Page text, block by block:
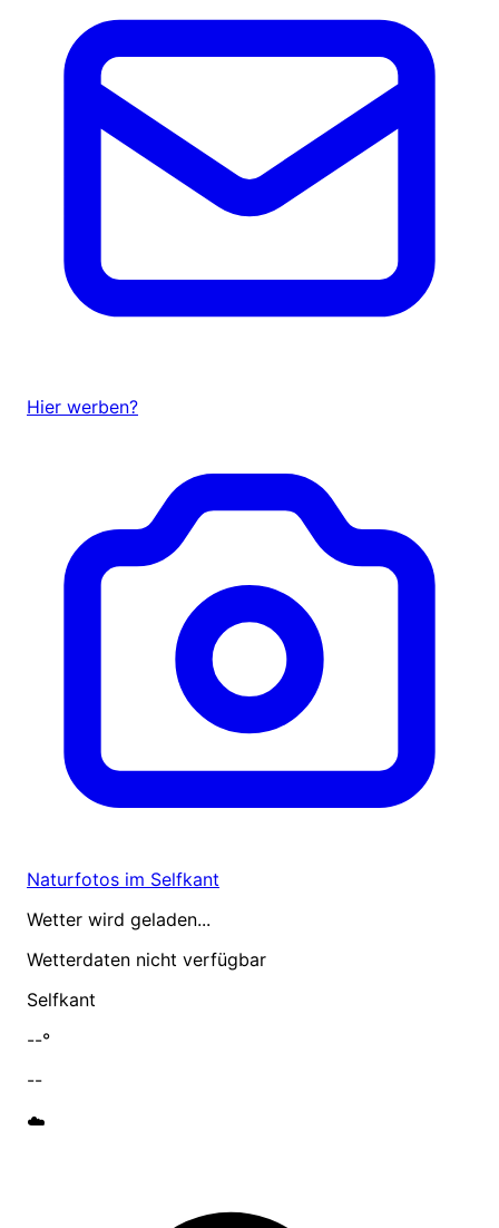
Hier werben?
Naturfotos im Selfkant
Wetter wird geladen...
Wetterdaten nicht verfügbar
Selfkant
--°
--
☁️